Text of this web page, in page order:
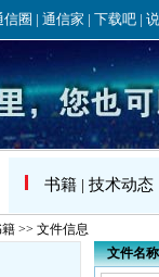
书籍 | 技术动态
>> 文件信息
文件名